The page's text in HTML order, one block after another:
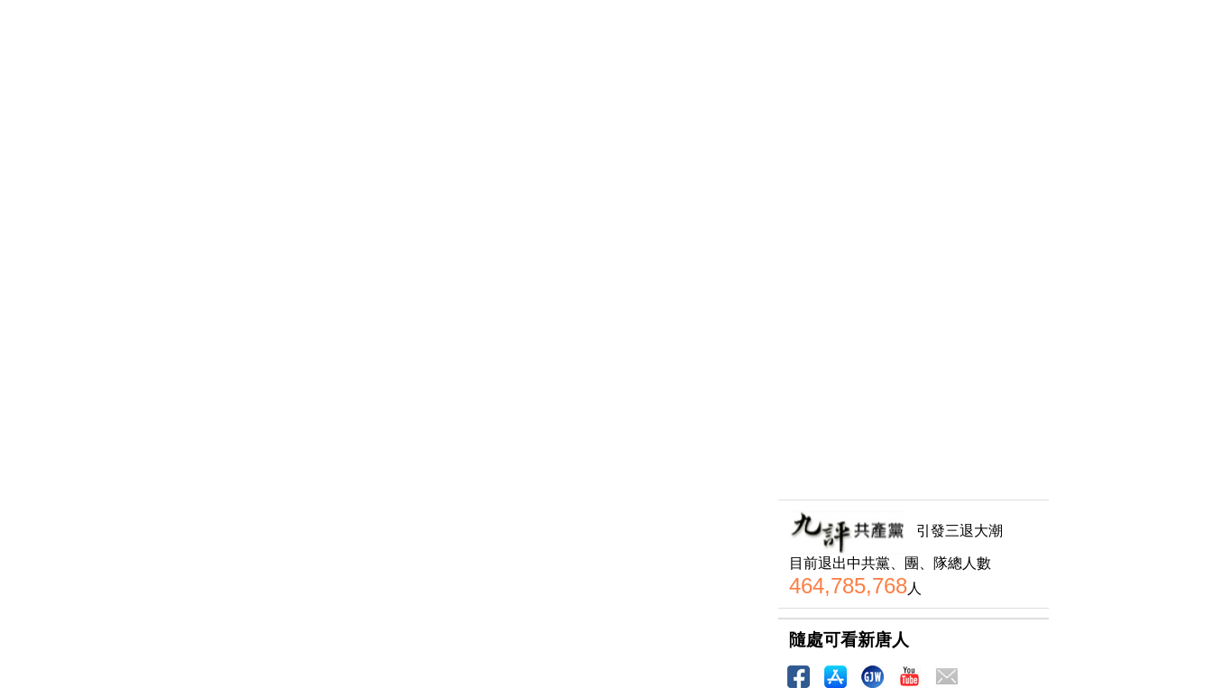
引發三退大潮
目前退出中共黨、團、隊總人數
464,785,768人
隨處可看新唐人